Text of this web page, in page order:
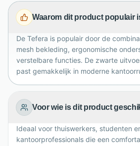
verstelbare armleuningen met PP-
comfort. Met zwarte nylon basis
dagelijks gebruik. Wordt geleverd
Waarom dit product populair
De Tefera is populair door de
mesh bekleding, ergonomische
verstelbare functies. De zwarte
past gemakkelijk in moderne
Voor wie is dit product
Ideaal voor thuiswerkers, studenten
kantoorprofessionals die een